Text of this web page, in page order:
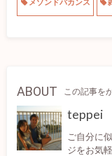
メゾンドバカンス
ABOUT この記事を
teppei
ご自分に
ジをお気